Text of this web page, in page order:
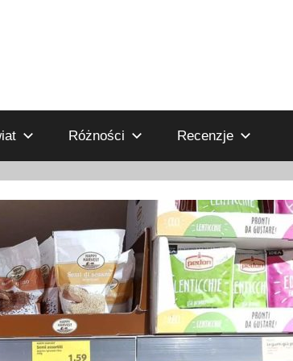
Różności Recenzje